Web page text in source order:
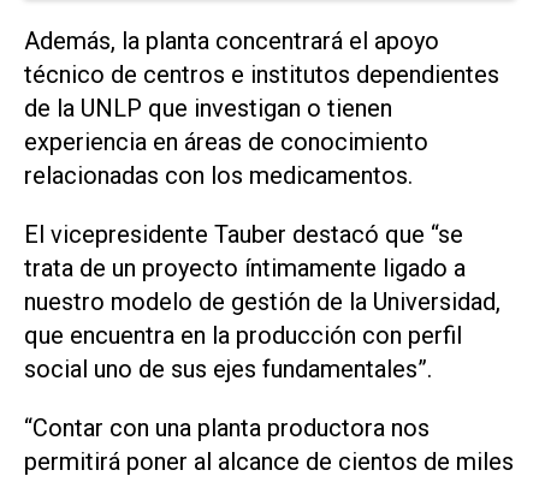
Además, la planta concentrará el apoyo
técnico de centros e institutos dependientes
de la UNLP que investigan o tienen
experiencia en áreas de conocimiento
relacionadas con los medicamentos.
El vicepresidente Tauber destacó que “se
trata de un proyecto íntimamente ligado a
nuestro modelo de gestión de la Universidad,
que encuentra en la producción con perfil
social uno de sus ejes fundamentales”.
“Contar con una planta productora nos
permitirá poner al alcance de cientos de miles